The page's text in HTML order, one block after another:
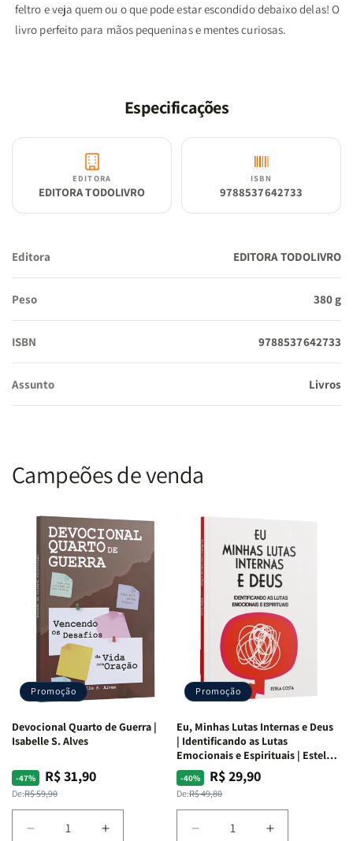
feltro e veja quem ou o que pode estar escondido debaixo delas! O
livro perfeito para mãos pequeninas e mentes curiosas.
Especificações
EDITORA
EDITORA TODOLIVRO
ISBN
9788537642733
Editora EDITORA TODOLIVRO
Peso 380 g
ISBN 9788537642733
Assunto Livros
Campeões de venda
Promoção
Devocional Quarto de Guerra |
Isabelle S. Alves
-47%
Preço
normal
De:R$ 59,90
Preço
promocional
R$ 31,90
Diminuir Aumentar
Promoção
Eu, Minhas Lutas Internas e Deus
| Identificando as Lutas
Emocionais e Espirituais | Estela
Costa
-40%
Preço
normal
De:R$ 49,80
Preço
promocional
R$ 29,90
Diminuir Aumentar